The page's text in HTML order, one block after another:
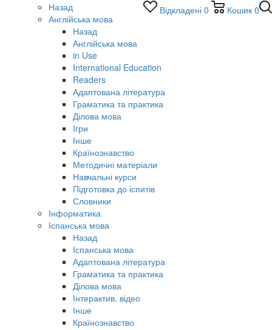
Відкладені 0 Кошик 0
Назад
Англійська мова
Назад
Англійська мова
in Use
International Education
Readers
Адаптована література
Граматика та практика
Ділова мова
Ігри
Інше
Країнознавство
Методичні матеріали
Навчальні курси
Підготовка до іспитів
Словники
Інформатика
Іспанська мова
Назад
Іспанська мова
Адаптована література
Граматика та практика
Ділова мова
Інтерактив. відео
Інше
Країнознавство